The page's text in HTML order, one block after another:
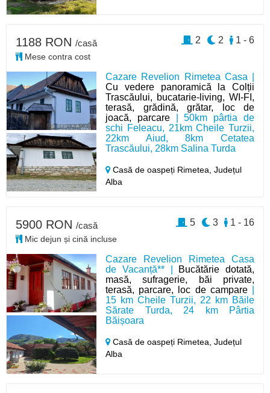
Cazare Revelion Rimetea Casa |
Cu vedere panoramică la Colții
Trascăului, bucatarie-living, WI-FI,
terasă, grădină, grătar, loc de
joacă, parcare| 50km pârtia de
schi Feleacu, 21km Cheile Turzii,
22km Aiud, 8km Cetatea
Trascăului, 28km Salina Turda
Casă de oaspeți Rimetea,Județul
Alba
1188 RON /casă
Mese contra cost
1 - 6
2
2
Cazare Revelion Rimetea Casa
de Vacanță** |
Bucătărie dotată,
masă, sufragerie, băi private,
terasă, parcare, loc de campare|
15 km Cheile Turzii, 22 km Băile
Sărate Turda, 24 km Pârtia
Băișoara
Casă de oaspeți Rimetea,Județul
Alba
5900 RON /casă
Mic dejun și cină incluse
1 - 16
3
5